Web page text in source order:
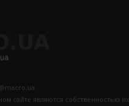
сайте являются собственностью